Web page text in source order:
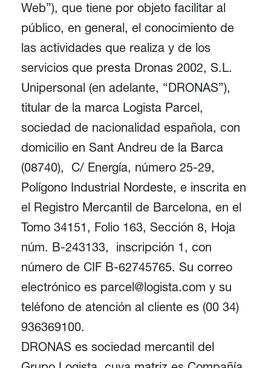
Web”), que tiene por objeto facilitar al
público, en general, el conocimiento de
las actividades que realiza y de los
servicios que presta Dronas 2002, S.L.
Unipersonal (en adelante, “DRONAS”),
titular de la marca Logista Parcel,
sociedad de nacionalidad española, con
domicilio en Sant Andreu de la Barca
(08740), C/ Energía, número 25-29,
Polígono Industrial Nordeste, e inscrita en
el Registro Mercantil de Barcelona, en el
Tomo 34151, Folio 163, Sección 8, Hoja
núm. B-243133, inscripción 1, con
número de CIF B-62745765. Su correo
electrónico es parcel@logista.com y su
teléfono de atención al cliente es (00 34)
936369100.
DRONAS es sociedad mercantil del